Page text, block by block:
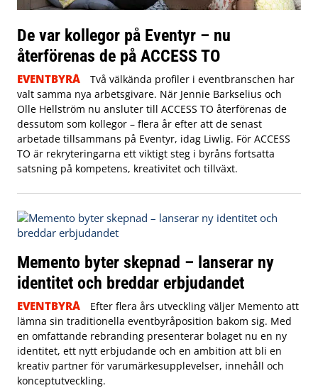
De var kollegor på Eventyr – nu
återförenas de på ACCESS TO
EVENTBYRÅ
Två välkända profiler i eventbranschen har
valt samma nya arbetsgivare. När Jennie Barkselius och
Olle Hellström nu ansluter till ACCESS TO återförenas de
dessutom som kollegor – flera år efter att de senast
arbetade tillsammans på Eventyr, idag Liwlig. För ACCESS
TO är rekryteringarna ett viktigt steg i byråns fortsatta
satsning på kompetens, kreativitet och tillväxt.
Memento byter skepnad – lanserar ny
identitet och breddar erbjudandet
EVENTBYRÅ
Efter flera års utveckling väljer Memento att
lämna sin traditionella eventbyråposition bakom sig. Med
en omfattande rebranding presenterar bolaget nu en ny
identitet, ett nytt erbjudande och en ambition att bli en
kreativ partner för varumärkesupplevelser, innehåll och
konceptutveckling.